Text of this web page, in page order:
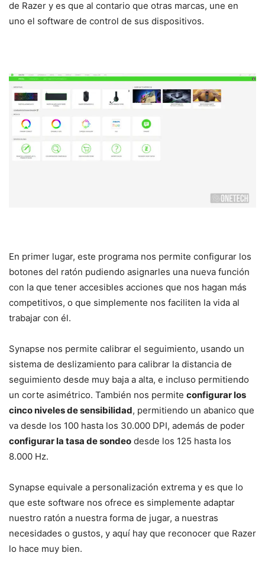
de Razer y es que al contario que otras marcas, une en
uno el software de control de sus dispositivos.
En primer lugar, este programa nos permite configurar los
botones del ratón pudiendo asignarles una nueva función
con la que tener accesibles acciones que nos hagan más
competitivos, o que simplemente nos faciliten la vida al
trabajar con él.
Synapse nos permite calibrar el seguimiento, usando un
sistema de deslizamiento para calibrar la distancia de
seguimiento desde muy baja a alta, e incluso permitiendo
un corte asimétrico. También nos permite configurar los
cinco niveles de sensibilidad, permitiendo un abanico que
va desde los 100 hasta los 30.000 DPI, además de poder
configurar la tasa de sondeo desde los 125 hasta los
8.000 Hz.
Synapse equivale a personalización extrema y es que lo
que este software nos ofrece es simplemente adaptar
nuestro ratón a nuestra forma de jugar, a nuestras
necesidades o gustos, y aquí hay que reconocer que Razer
lo hace muy bien.